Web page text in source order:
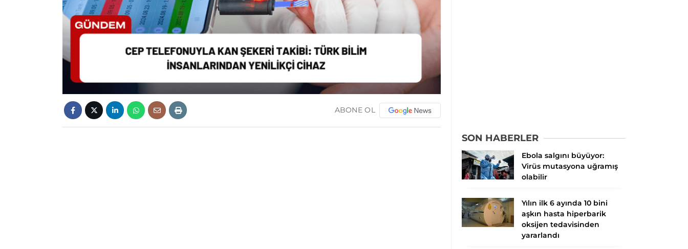
ABONE OL
SON HABERLER
Ebola salgını büyüyor:
Virüs mutasyona uğramış
olabilir
Yılın ilk 6 ayında 10 bini
aşkın hasta hiperbarik
oksijen tedavisinden
yararlandı